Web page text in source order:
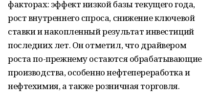
факторах: эффект низкой базы текущего года,
рост внутреннего спроса, снижение ключевой
ставки и накопленный результат инвестиций
последних лет. Он отметил, что драйвером
роста по-прежнему остаются обрабатывающие
производства, особенно нефтепереработка и
нефтехимия, а также розничная торговля.